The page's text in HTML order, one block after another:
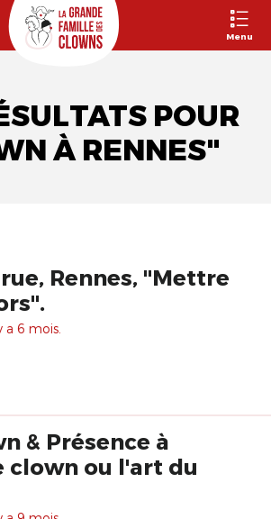
Menu
POUR
À RENNES"
Rennes, "Mettre
a 6 mois.
& Présence à
clown ou l'art du